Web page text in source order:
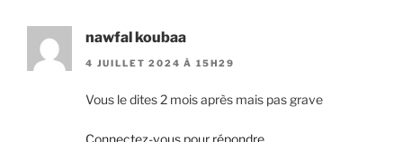
nawfal koubaa
4 JUILLET 2024 À 15H29
Vous le dites 2 mois après mais pas grave
Connectez-vous pour répondre